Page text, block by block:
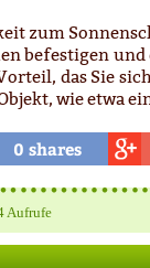
zum
befestigen
das Sie
wie etwa
0 shares
Aufrufe